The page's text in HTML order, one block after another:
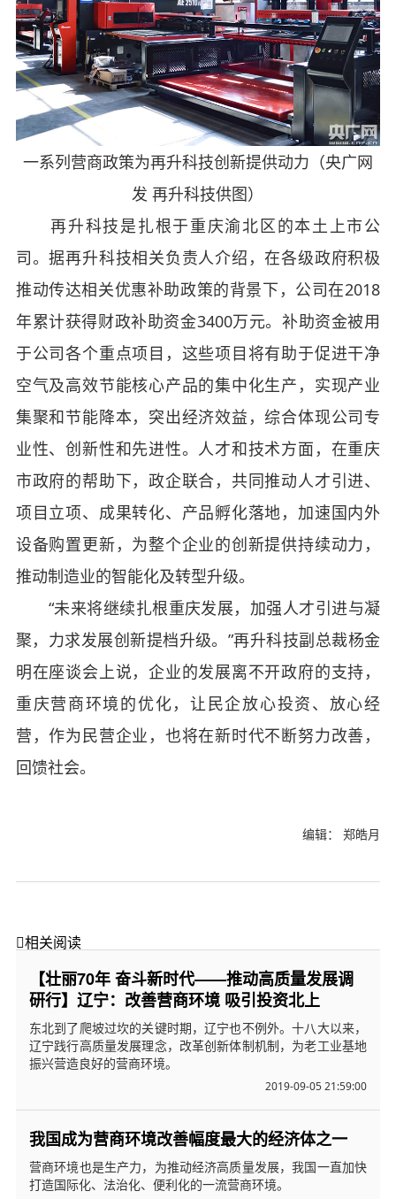
一系列营商政策为再升科技创新提供动力（央广网
发 再升科技供图）
再升科技是扎根于重庆渝北区的本土上市公
司。据再升科技相关负责人介绍，在各级政府积极
推动传达相关优惠补助政策的背景下，公司在2018
年累计获得财政补助资金3400万元。补助资金被用
于公司各个重点项目，这些项目将有助于促进干净
空气及高效节能核心产品的集中化生产，实现产业
集聚和节能降本，突出经济效益，综合体现公司专
业性、创新性和先进性。人才和技术方面，在重庆
市政府的帮助下，政企联合，共同推动人才引进、
项目立项、成果转化、产品孵化落地，加速国内外
设备购置更新，为整个企业的创新提供持续动力，
推动制造业的智能化及转型升级。
“未来将继续扎根重庆发展，加强人才引进与凝
聚，力求发展创新提档升级。”再升科技副总裁杨金
明在座谈会上说，企业的发展离不开政府的支持，
重庆营商环境的优化，让民企放心投资、放心经
营，作为民营企业，也将在新时代不断努力改善，
回馈社会。
编辑： 郑皓月
相关阅读
【壮丽70年 奋斗新时代——推动高质量发展调
研行】辽宁：改善营商环境 吸引投资北上
东北到了爬坡过坎的关键时期，辽宁也不例外。十八大以来，
辽宁践行高质量发展理念，改革创新体制机制，为老工业基地
振兴营造良好的营商环境。
2019-09-05 21:59:00
我国成为营商环境改善幅度最大的经济体之一
营商环境也是生产力，为推动经济高质量发展，我国一直加快
打造国际化、法治化、便利化的一流营商环境。